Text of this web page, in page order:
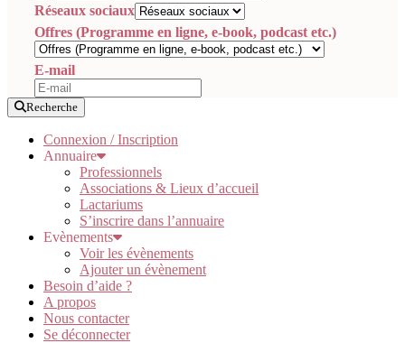
Réseaux sociaux
Offres (Programme en ligne, e-book, podcast etc.)
E-mail
Recherche
Connexion / Inscription
Annuaire
Professionnels
Associations & Lieux d’accueil
Lactariums
S’inscrire dans l’annuaire
Evènements
Voir les évènements
Ajouter un évènement
Besoin d’aide ?
A propos
Nous contacter
Se déconnecter